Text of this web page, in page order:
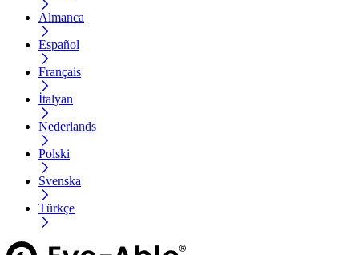
Almanca
Español
Français
İtalyan
Nederlands
Polski
Svenska
Türkçe